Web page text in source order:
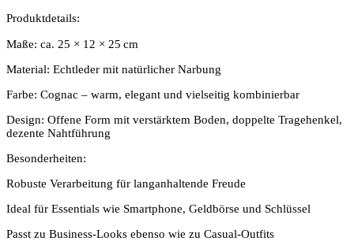
Produktdetails:
Maße: ca. 25 × 12 × 25 cm
Material: Echtleder mit natürlicher Narbung
Farbe: Cognac – warm, elegant und vielseitig kombinierbar
Design: Offene Form mit verstärktem Boden, doppelte Tragehenkel,
dezente Nahtführung
Besonderheiten:
Robuste Verarbeitung für langanhaltende Freude
Ideal für Essentials wie Smartphone, Geldbörse und Schlüssel
Passt zu Business-Looks ebenso wie zu Casual-Outfits